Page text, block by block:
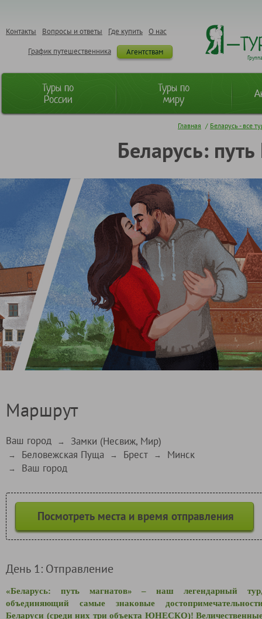
О нас
Где купить
Вопросы и ответы
Контакты
Агентствам
График путешественника
Туры по
России
Туры по
миру
Главная / Беларусь - все
Беларусь:
Маршрут
Ваш город → Замки (Несвиж, Мир)
→ Беловежская Пуща → Брест → Минск
→ Ваш город
Посмотреть места и время отправления
День 1: Отправление
«Беларусь: путь магнатов» – наш легендарный
объединяющий самые знаковые
Беларуси (среди них три объекта ЮНЕСКО)!